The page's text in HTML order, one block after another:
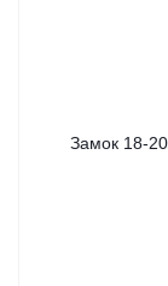
Замок 18-